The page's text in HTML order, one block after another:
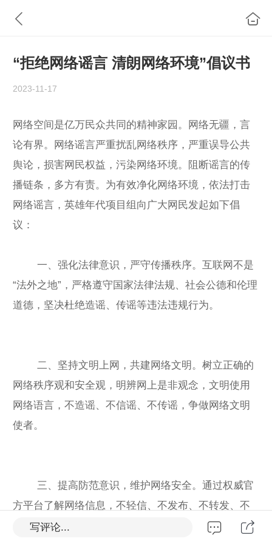
“拒绝网络谣言 清朗网络环境”倡议书
2023-11-17
网络空间是亿万民众共同的精神家园。网络无疆，言
论有界。网络谣言严重扰乱网络秩序，严重误导公共
舆论，损害网民权益，污染网络环境。阻断谣言的传
播链条，多方有责。为有效净化网络环境，依法打击
网络谣言，英雄年代项目组向广大网民发起如下倡
议：
一、强化法律意识，严守传播秩序。互联网不是
“法外之地”，严格遵守国家法律法规、社会公德和伦理
道德，坚决杜绝造谣、传谣等违法违规行为。
二、坚持文明上网，共建网络文明。树立正确的
网络秩序观和安全观，明辨网上是非观念，文明使用
网络语言，不造谣、不信谣、不传谣，争做网络文明
使者。
三、提高防范意识，维护网络安全。通过权威官
方平台了解网络信息，不轻信、不发布、不转发、不
评论未经官方证实的网络信息，不断提升识谣、辨
写评论...